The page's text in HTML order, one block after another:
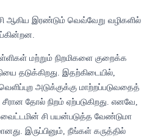
ஆகிய இரண்டும் வெவ்வேறு வழிகளில்
மற்றும் நிறமிகளை குறைக்க
தடுக்கிறது. இதற்கிடையில்,
அடுக்குக்கு மாற்றப்படுவதைத்
தோல் நிறம் ஏற்படுகிறது. எனவே,
வைட்டமின் சி பயன்படுத்த வேண்டுமா
இருப்பினும், நீங்கள் கருத்தில்